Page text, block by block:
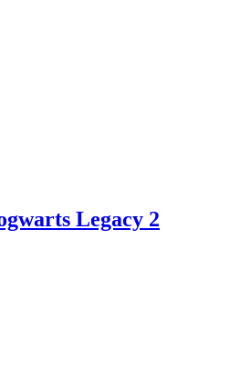
Legacy 2